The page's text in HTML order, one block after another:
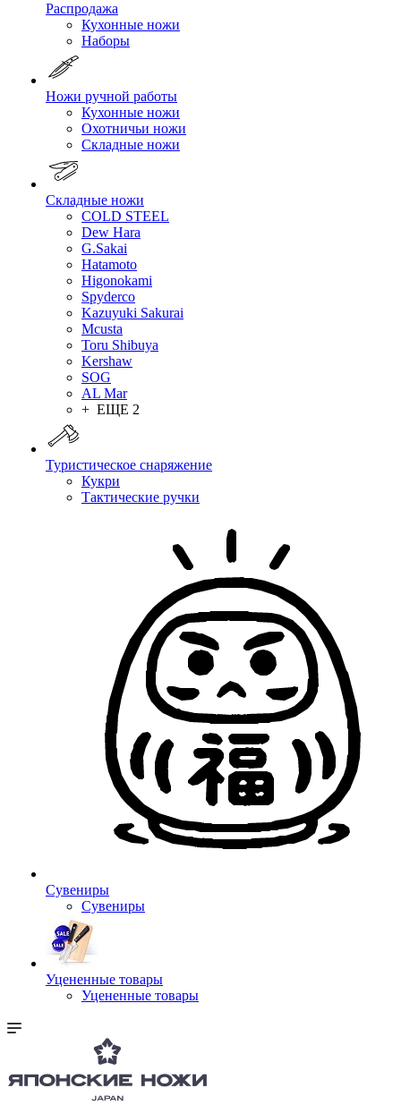
Распродажа
Кухонные ножи
Наборы
Ножи ручной работы
Кухонные ножи
Охотничьи ножи
Складные ножи
Складные ножи
COLD STEEL
Dew Hara
G.Sakai
Hatamoto
Higonokami
Spyderco
Kazuyuki Sakurai
Mcusta
Toru Shibuya
Kershaw
SOG
AL Mar
+ ЕЩЕ 2
Туристическое снаряжение
Кукри
Тактические ручки
Сувениры
Сувениры
Уцененные товары
Уцененные товары